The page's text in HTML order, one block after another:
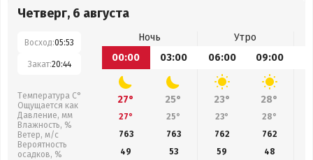
Четверг, 6 августа
Восход:05:53
Закат:20:44
Температура С°
Ощущается как
Давление, мм
Влажность, %
Ветер, м/с
Вероятность
осадков, %
Ночь
Утро
00:00
03:00 06:00 09:00
27° 25° 23° 28°
27° 25° 23° 28°
763
763 762 762
49
53 59
48